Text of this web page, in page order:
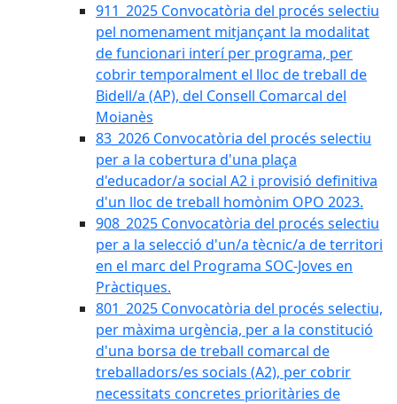
911_2025 Convocatòria del procés selectiu
pel nomenament mitjançant la modalitat
de funcionari interí per programa, per
cobrir temporalment el lloc de treball de
Bidell/a (AP), del Consell Comarcal del
Moianès
83_2026 Convocatòria del procés selectiu
per a la cobertura d'una plaça
d'educador/a social A2 i provisió definitiva
d'un lloc de treball homònim OPO 2023.
908_2025 Convocatòria del procés selectiu
per a la selecció d'un/a tècnic/a de territori
en el marc del Programa SOC-Joves en
Pràctiques.
801_2025 Convocatòria del procés selectiu,
per màxima urgència, per a la constitució
d'una borsa de treball comarcal de
treballadors/es socials (A2), per cobrir
necessitats concretes prioritàries de